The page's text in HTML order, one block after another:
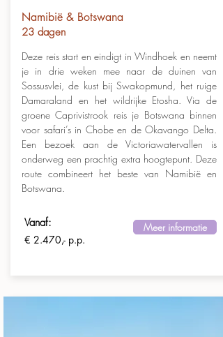
Namibië & Botswana
23 dagen
Deze reis start en eindigt in Windhoek en neemt
je in drie weken mee naar de duinen van
Sossusvlei, de kust bij Swakopmund, het ruige
Damaraland en het wildrijke Etosha. Via de
groene Caprivistrook reis je Botswana binnen
voor safari’s in Chobe en de Okavango Delta.
Een bezoek aan de Victoriawatervallen is
onderweg een prachtig extra hoogtepunt. Deze
route combineert het beste van Namibië en
Botswana.
Vanaf:
€ 2.470,- p.p.
Meer informatie